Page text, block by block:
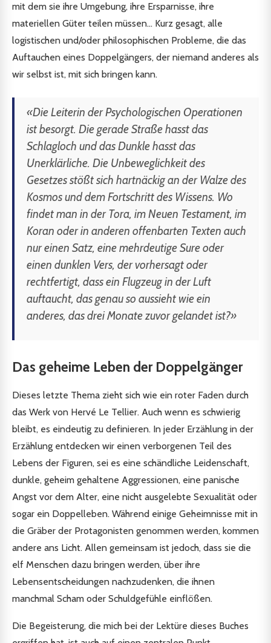
mit dem sie ihre Umgebung, ihre Ersparnisse, ihre
materiellen Güter teilen müssen... Kurz gesagt, alle
logistischen und/oder philosophischen Probleme, die das
Auftauchen eines Doppelgängers, der niemand anderes als
wir selbst ist, mit sich bringen kann.
«Die Leiterin der Psychologischen Operationen
ist besorgt. Die gerade Straße hasst das
Schlagloch und das Dunkle hasst das
Unerklärliche. Die Unbeweglichkeit des
Gesetzes stößt sich hartnäckig an der Walze des
Kosmos und dem Fortschritt des Wissens. Wo
findet man in der Tora, im Neuen Testament, im
Koran oder in anderen offenbarten Texten auch
nur einen Satz, eine mehrdeutige Sure oder
einen dunklen Vers, der vorhersagt oder
rechtfertigt, dass ein Flugzeug in der Luft
auftaucht, das genau so aussieht wie ein
anderes, das drei Monate zuvor gelandet ist?»
Das geheime Leben der Doppelgänger
Dieses letzte Thema zieht sich wie ein roter Faden durch
das Werk von Hervé Le Tellier. Auch wenn es schwierig
bleibt, es eindeutig zu definieren. In jeder Erzählung in der
Erzählung entdecken wir einen verborgenen Teil des
Lebens der Figuren, sei es eine schändliche Leidenschaft,
dunkle, geheim gehaltene Aggressionen, eine panische
Angst vor dem Alter, eine nicht ausgelebte Sexualität oder
sogar ein Doppelleben. Während einige Geheimnisse mit in
die Gräber der Protagonisten genommen werden, kommen
andere ans Licht. Allen gemeinsam ist jedoch, dass sie die
elf Menschen dazu bringen werden, über ihre
Lebensentscheidungen nachzudenken, die ihnen
manchmal Scham oder Schuldgefühle einflößen.
Die Begeisterung, die mich bei der Lektüre dieses Buches